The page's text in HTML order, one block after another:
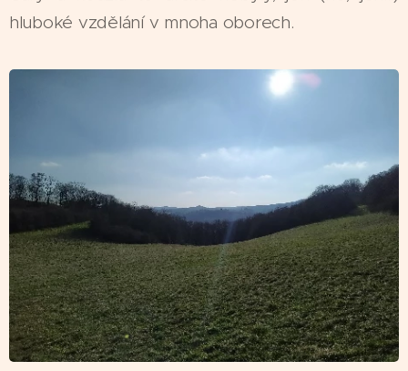
hluboké vzdělání v mnoha oborech.